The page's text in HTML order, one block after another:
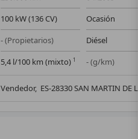
100 kW (136 CV)
Ocasión
- (Propietarios)
Diésel
5,4 l/100 km (mixto) 1 - (g/km)
Vendedor, ES-28330 SAN MARTIN DE